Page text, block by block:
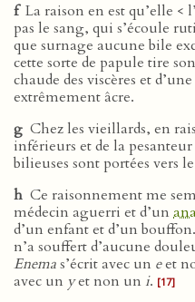
fLa raison en est qu’elle <
pas le sang, qui s’écoule
que surnage aucune bile
cette sorte de papule tire
chaude des viscères et
extrêmement âcre.
g Chez les vieillards, en
inférieurs et de la
bilieuses sont portées vers le
h Ce raisonnement me
médecin aguerri et d’un
d’un enfant et d’un
n’a souffert d’aucune
Enemas’écrit avec un eet
avec un yet non un i. [17]